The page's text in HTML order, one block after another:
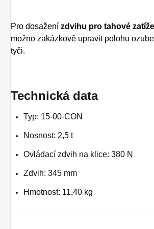
Pro dosažení zdvihu pro tahové
možno zakázkově upravit polohu
tyči.
Technická data
Typ: 15-00-CON
Nosnost: 2,5 t
Ovládací zdvih na klice: 380 N
Zdvih: 345 mm
Hmotnost: 11,40 kg